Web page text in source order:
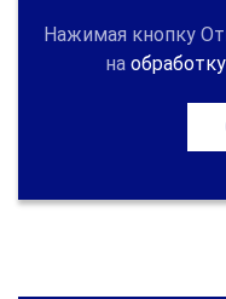
Нажимая кнопку
на